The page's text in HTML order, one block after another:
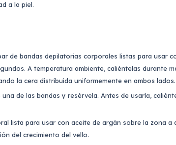
a la piel.
de bandas depilatorias corporales listas para usar
A temperatura ambiente, caliéntelas durante
la cera distribuida uniformemente en ambos lados.
de las bandas y resérvela. Antes de usarla,
lista para usar con aceite de argán sobre la zona a
del crecimiento del vello.